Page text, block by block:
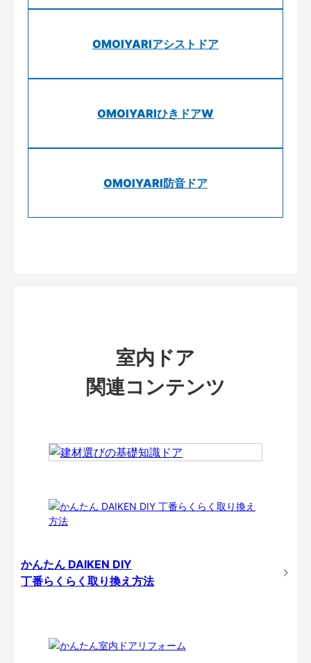
OMOIYARIアシストドア
OMOIYARIひきドアW
OMOIYARI防音ドア
室内ドア
関連コンテンツ
かんたん DAIKEN DIY
丁番らくらく取り換え方法